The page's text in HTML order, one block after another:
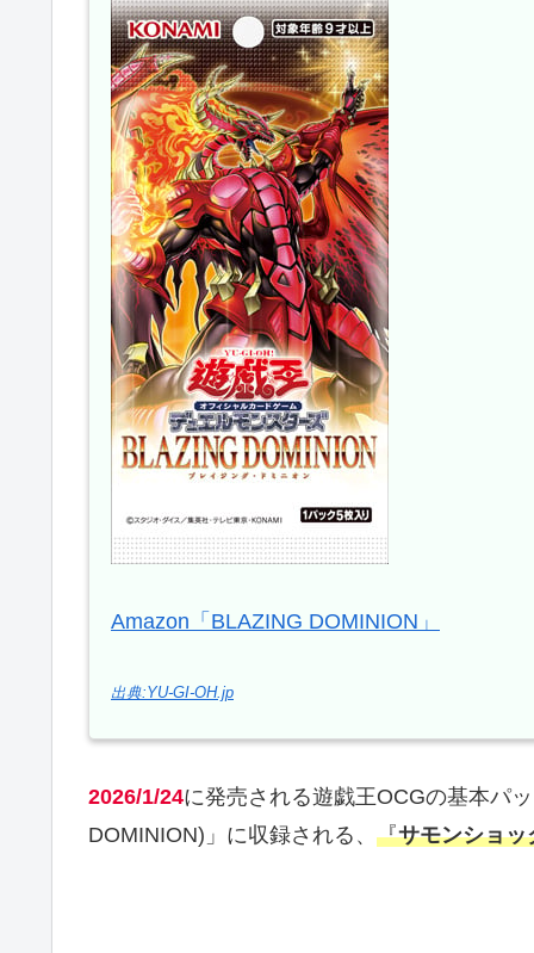
Amazon「BLAZING DOMINION」
出典:YU-GI-OH.jp
2026/1/24に発売される遊戯王OCGの基本パ
DOMINION)」に収録される、 『サモンショッ